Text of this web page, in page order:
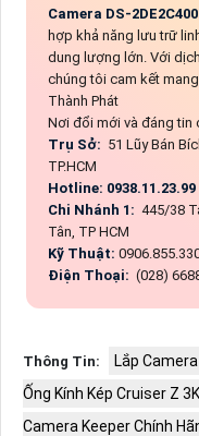
Camera DS-
hợp khả năng lưu trữ
dung lượng lớn. Với
chúng tôi cam kết
Thành Phát
Nơi đổi mới và đáng tin
Trụ Sở: 51 Lũy Bán
TP.HCM
Hotline: 0938.11.23.99
Chi Nhánh 1: 445/38
Tân, TP HCM
Kỹ Thuật:
Điện Thoại: (028)
Thông Tin: Lắp
Ống Kính Kép Cruiser Z
Camera Keeper Chính